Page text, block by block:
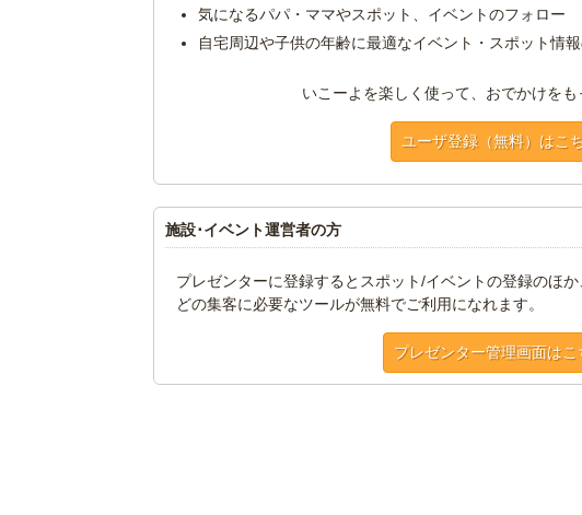
気になるパパ・ママやスポット、イベントのフォロー
自宅周辺や子供の年齢に最適なイベント・スポット情
いこーよを楽しく使って、おでかけをも
ユーザ登録（無料）はこ
施設･イベント運営者の方
プレゼンターに登録するとスポット/イベントの登録のほ
どの集客に必要なツールが無料でご利用になれます。
プレゼンター管理画面はこ